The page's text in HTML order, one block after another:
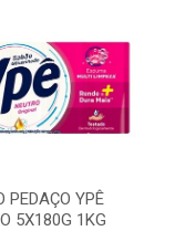
PEDAÇO YPÊ
5X180G 1KG